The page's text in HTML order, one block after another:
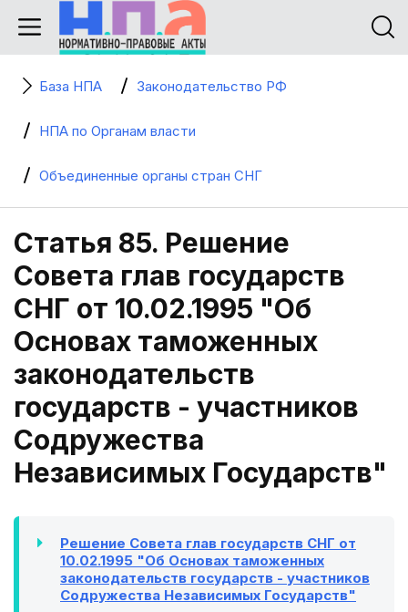
База НПА Законодательство РФ
НПА по Органам власти
Объединенные органы стран СНГ
Статья 85. Решение
Совета глав государств
СНГ от 10.02.1995 "Об
Основах таможенных
законодательств
государств - участников
Содружества
Независимых Государств"
Решение Совета глав государств СНГ от
10.02.1995 "Об Основах таможенных
законодательств государств - участников
Содружества Независимых Государств"